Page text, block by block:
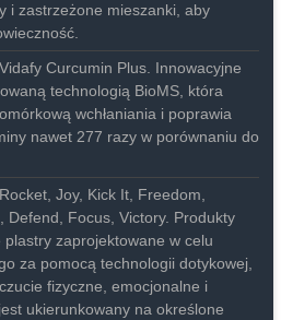
i zastrzeżone mieszanki, aby
Curcumin Plus. Innowacyjne
technologią BioMS, która
wchłaniania i poprawia
nawet 277 razy w porównaniu do
Joy, Kick It, Freedom,
Defend, Focus, Victory. Produkty
zaprojektowane w celu
za pomocą technologii dotykowej,
fizyczne, emocjonalne i
ukierunkowany na określone